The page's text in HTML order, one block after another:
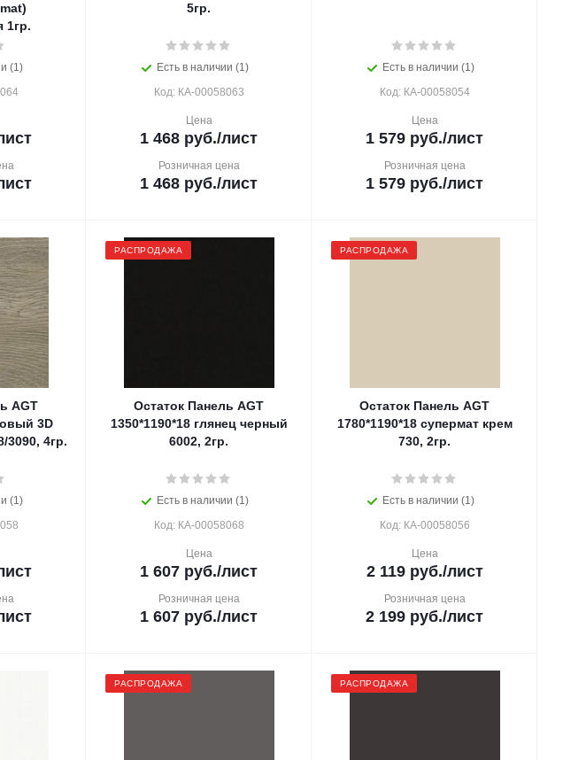
1гр.
(1)
5гр.
Есть в наличии (1)
Код: КА-00058063
Цена
1 468 руб./лист
Розничная цена
1 468 руб./лист
Есть в наличии (1)
Код: КА-00058054
Цена
1 579 руб./лист
Розничная цена
1 579 руб./лист
AGT
3D
3090, 4гр.
(1)
РАСПРОДАЖА
Остаток Панель AGT
1350*1190*18 глянец черный
6002, 2гр.
Есть в наличии (1)
Код: КА-00058068
Цена
1 607 руб./лист
Розничная цена
1 607 руб./лист
РАСПРОДАЖА
Остаток Панель AGT
1780*1190*18 супермат крем
730, 2гр.
Есть в наличии (1)
Код: КА-00058056
Цена
2 119руб./лист
Розничная цена
2 199 руб./лист
РАСПРОДАЖА РАСПРОДАЖА